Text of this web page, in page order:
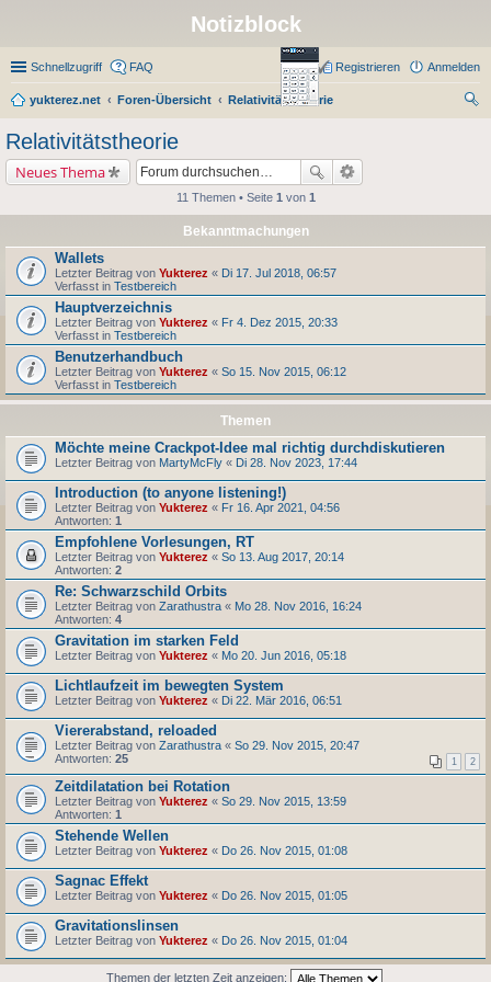
Notizblock
Schnellzugriff FAQ Anmelden
Registrieren
yukterez.net Foren-Übersicht
Relativitätstheorie
Relativitätstheorie
Neues Thema
11 Themen • Seite 1 von 1
Bekanntmachungen
Wallets
Letzter Beitrag von Yukterez « Di 17. Jul 2018, 06:57
Verfasst in Testbereich
Hauptverzeichnis
Letzter Beitrag von Yukterez « Fr 4. Dez 2015, 20:33
Verfasst in Testbereich
Benutzerhandbuch
Letzter Beitrag von Yukterez « So 15. Nov 2015, 06:12
Verfasst in Testbereich
Themen
Möchte meine Crackpot-Idee mal richtig durchdiskutieren
Letzter Beitrag von MartyMcFly « Di 28. Nov 2023, 17:44
Introduction (to anyone listening!)
Letzter Beitrag von Yukterez « Fr 16. Apr 2021, 04:56
Antworten: 1
Empfohlene Vorlesungen, RT
Letzter Beitrag von Yukterez « So 13. Aug 2017, 20:14
Antworten: 2
Re: Schwarzschild Orbits
Letzter Beitrag von Zarathustra « Mo 28. Nov 2016, 16:24
Antworten: 4
Gravitation im starken Feld
Letzter Beitrag von Yukterez « Mo 20. Jun 2016, 05:18
Lichtlaufzeit im bewegten System
Letzter Beitrag von Yukterez « Di 22. Mär 2016, 06:51
Viererabstand, reloaded
Letzter Beitrag von Zarathustra « So 29. Nov 2015, 20:47
Antworten: 25 1 2
Zeitdilatation bei Rotation
Letzter Beitrag von Yukterez « So 29. Nov 2015, 13:59
Antworten: 1
Stehende Wellen
Letzter Beitrag von Yukterez « Do 26. Nov 2015, 01:08
Sagnac Effekt
Letzter Beitrag von Yukterez « Do 26. Nov 2015, 01:05
Gravitationslinsen
Letzter Beitrag von Yukterez « Do 26. Nov 2015, 01:04
Themen der letzten Zeit anzeigen: